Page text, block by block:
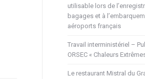
utilisable lors de
bagages et à
aéroports français
Travail interministériel –
ORSEC « Chaleurs
Le restaurant Mistral du